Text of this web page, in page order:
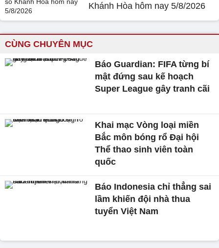
Khánh Hòa hôm nay 5/8/2026
CÙNG CHUYÊN MỤC
Báo Guardian: FIFA từng bí
mật đứng sau kế hoạch
Super League gây tranh cãi
Khai mạc Vòng loại miền
Bắc môn bóng rổ Đại hội
Thể thao sinh viên toàn
quốc
Báo Indonesia chỉ thẳng sai
lầm khiến đội nhà thua
tuyển Việt Nam